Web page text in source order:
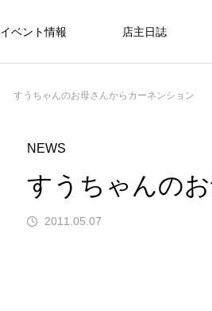
イベント情報 店主日誌
すうちゃんのお母さんからカーネンション
NEWS
すうちゃんの
2011.05.07